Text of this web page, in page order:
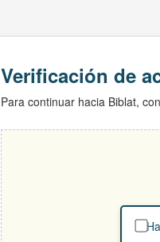
Verificación de
Para continuar hacia Biblat,